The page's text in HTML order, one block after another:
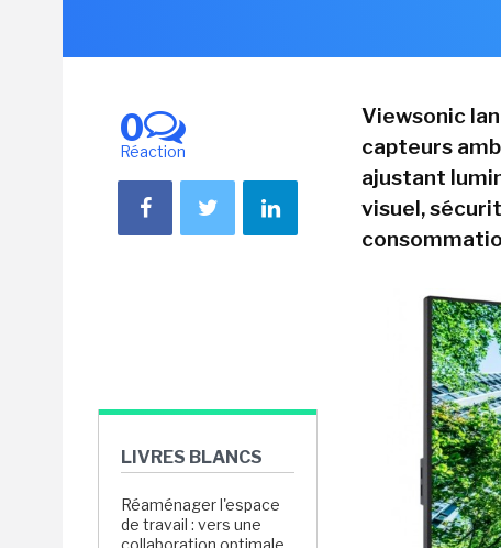
0
Réaction
LIVRES BLANCS
Réaménager l'espace
de travail : vers une
Viewsonic
capteurs
ajustant
visuel,